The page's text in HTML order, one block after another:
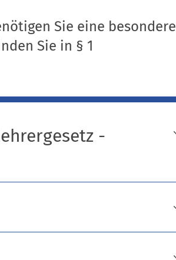
Sie eine besondere
Sie in § 1
-